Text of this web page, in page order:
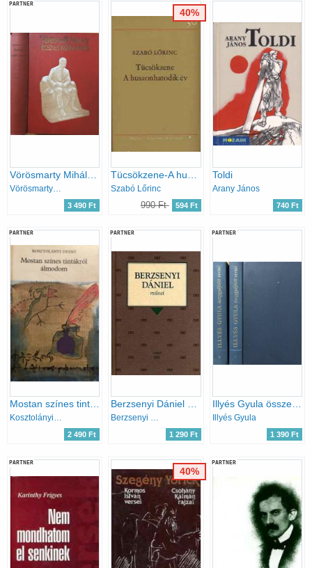
PARTNER
3 490 Ft
Szabó Lőrinc
990 Ft 594 Ft
40%
Toldi
Arany János
740 Ft
PARTNER
Kosztolányi Dezső
2 490 Ft
PARTNER
Berzsenyi Dániel
1 290 Ft
PARTNER
Illyés Gyula összegyűjtött versei I-II.
Illyés Gyula
1 390 Ft
PARTNER
40%
PARTNER